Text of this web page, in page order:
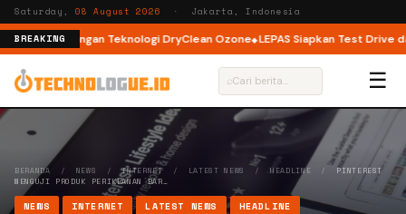
Saturday,08 August 2026 · Jakarta, Indonesia
BREAKING
Load dengan Teknologi DryClean Ozone LEPAS Siapkan Test Drive dan
⌕ ☰
BERANDA / NEWS /INTERNET/ LATEST NEWS /HEADLINE / PINTEREST
MENGUJI PRODUK PERIKLANAN BAR…
NEWS INTERNET LATEST NEWS HEADLINE